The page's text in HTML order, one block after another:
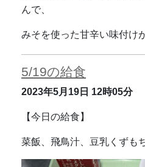
んで、
みそを使った甘辛い味付け
5/19の給食
2023年5月19日 12時05分
【今日の給食】
菜飯、飛鳥汁、豆乳くずも